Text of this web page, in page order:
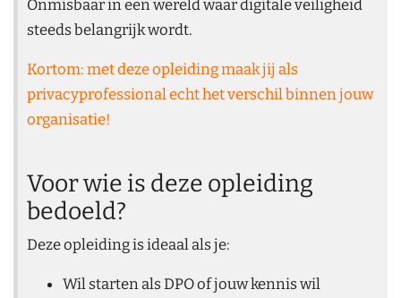
Onmisbaar in een wereld waar digitale veiligheid
steeds belangrijk wordt.
Kortom: met deze opleiding maak jij als
privacyprofessional echt het verschil binnen jouw
organisatie!
Voor wie is deze opleiding
bedoeld?
Deze opleiding is ideaal als je:
Wil starten als DPO of jouw kennis wil